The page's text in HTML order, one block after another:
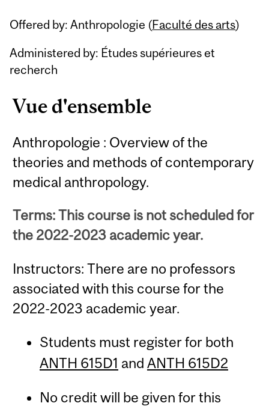
Offered by: Anthropologie (Faculté des arts)
Administered by: Études supérieures et
recherch
Vue d'ensemble
Anthropologie : Overview of the
theories and methods of contemporary
medical anthropology.
Terms: This course is not scheduled for
the 2022-2023 academic year.
Instructors: There are no professors
associated with this course for the
2022-2023 academic year.
Students must register for both
ANTH 615D1 and ANTH 615D2
No credit will be given for this
Related
Content